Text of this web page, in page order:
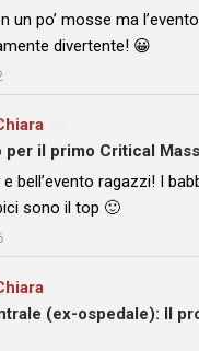
un po’ mosse ma
divertente! 😀
per il primo Critical
bell’evento ragazzi! I
sono il top 🙂
(ex-ospedale): Il